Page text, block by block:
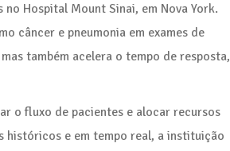
Hospital Mount Sinai, em Nova York.
câncer e pneumonia em exames de
também acelera o tempo de resposta,
o fluxo de pacientes e alocar recursos
históricos e em tempo real, a instituição